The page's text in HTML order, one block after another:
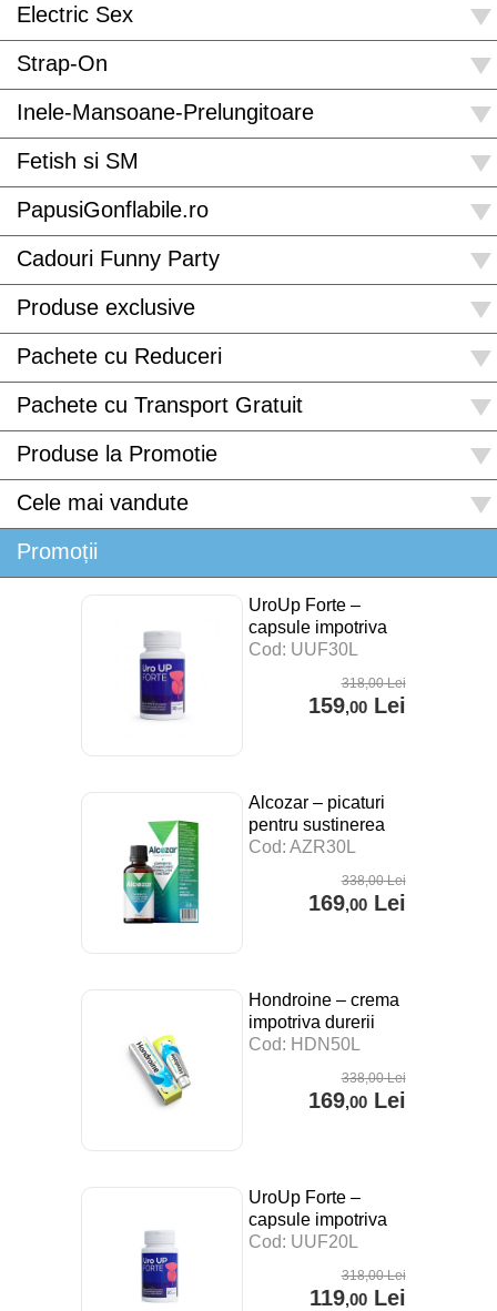
Electric Sex
Strap-On
Inele-Mansoane-Prelungitoare
Fetish si SM
PapusiGonflabile.ro
Cadouri Funny Party
Produse exclusive
Pachete cu Reduceri
Pachete cu Transport Gratuit
Produse la Promotie
Cele mai vandute
Promoții
UroUp Forte –
capsule impotriva
prostatitei – 30 cps
Cod: UUF30L
318,00Lei
159,00Lei
Alcozar – picaturi
pentru sustinerea
digestiei, a
impotriva stresului –
Cod: AZR30L
338,00Lei
169,00Lei
Hondroine – crema
impotriva durerii
articulare – 50 ml
Cod: HDN50L
338,00Lei
169,00Lei
UroUp Forte –
capsule impotriva
prostatitei – 20 cps
Cod: UUF20L
318,00Lei
119,00Lei